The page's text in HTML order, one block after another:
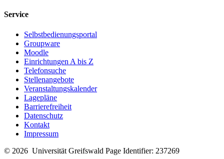
Service
Selbstbedienungsportal
Groupware
Moodle
Einrichtungen A bis Z
Telefonsuche
Stellenangebote
Veranstaltungskalender
Lagepläne
Barrierefreiheit
Datenschutz
Kontakt
Impressum
© 2026 Universität Greifswald Page Identifier: 237269